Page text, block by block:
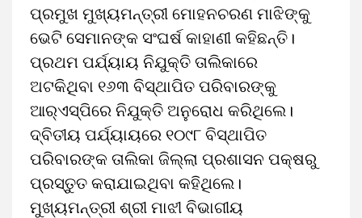
ପ୍ରମୁଖ ମୁଖ୍ୟମନ୍ତ୍ରୀ ମୋହନଚରଣ ମାଝିଙ୍କୁ
ଭେଟି ସେମାନଙ୍କ ସଂଘର୍ଷ କାହାଣୀ କହିଛନ୍ତି।
ପ୍ରଥମ ପର୍ଯ୍ୟାୟ ନିଯୁକ୍ତି ତାଲିକାରେ
ଅଟକିଥିବା ୧୬୩ ବିସ୍ଥାପିତ ପରିବାରଙ୍କୁ
ଆର୍‌ଏସ୍‌ପିରେ ନିଯୁକ୍ତି ଅନୁରୋଧ କରିଥିଲେ।
ଦ୍ବିତୀୟ ପର୍ଯ୍ୟାୟରେ ୧୦୯୮ ବିସ୍ଥାପିତ
ପରିବାରଙ୍କ ତାଲିକା ଜିଲ୍ଲା ପ୍ରଶାସନ ପକ୍ଷରୁ
ପ୍ରସ୍ତୁତ କରାଯାଇଥିବା କହିଥିଲେ।
ମୁଖ୍ୟମନ୍ତ୍ରୀ ଶ୍ରୀ ମାଝୀ ବିଭାଗୀୟ